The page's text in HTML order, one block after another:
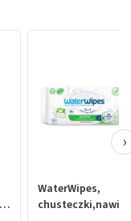
WaterWipes,
›